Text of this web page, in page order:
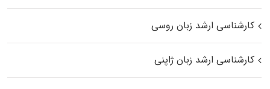
کارشناسی ارشد زبان روسی
کارشناسی ارشد زبان ژاپنی